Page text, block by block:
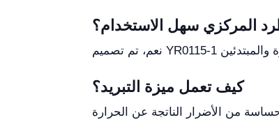
المركزي سهل الاستخدام؟
كيف تعمل ميزة التبريد؟